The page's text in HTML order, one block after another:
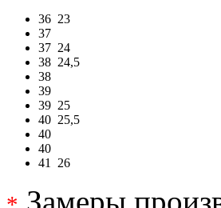
36 23
37
37 24
38 24,5
38
39
39 25
40 25,5
40
40
41
26